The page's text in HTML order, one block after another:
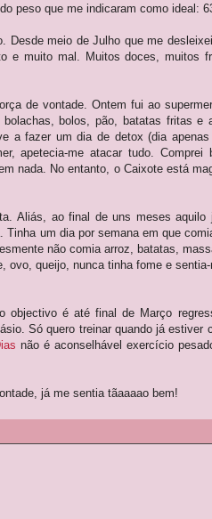
peso que me indicaram como ideal:
Desde meio de Julho que me
e muito mal. Muitos doces, muitos
de vontade. Ontem fui ao
bolos, pão, batatas fritas e
a fazer um dia de detox (dia
apetecia-me atacar tudo. Comprei
nada. No entanto, o Caixote está
Aliás, ao final de uns meses aquilo
um dia por semana em que
não comia arroz, batatas,
ovo, queijo, nunca tinha fome e
é até final de Março
Só quero treinar quando já estiver
não é aconselhável exercício
já me sentia tãaaaao bem!